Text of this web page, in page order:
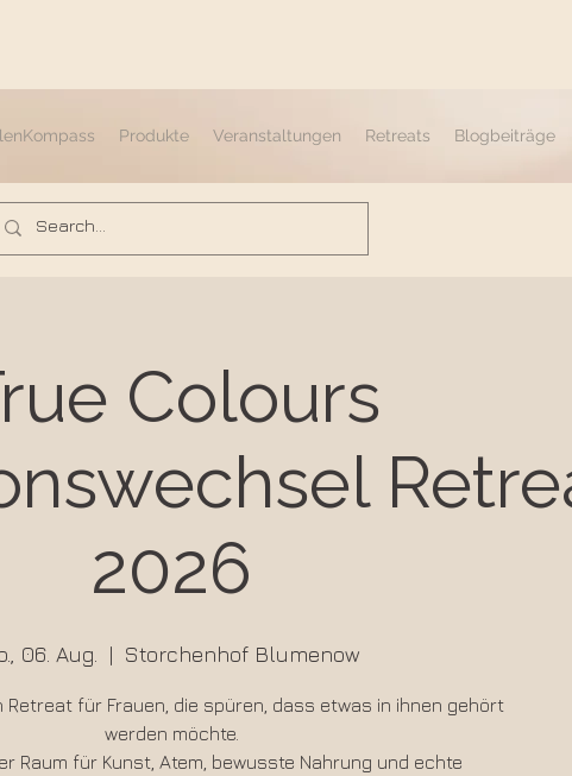
Produkte Veranstaltungen Retreats Blogbeiträge
Colours
2026
06. Aug.
  |
Storchenhof Blumenow
Retreat für Frauen, die spüren, dass etwas in ihnen gehört
werden möchte.
Raum für Kunst, Atem, bewusste Nahrung und echte